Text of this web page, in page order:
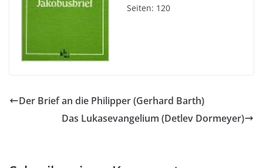
Seiten: 120
Der Brief an die Philipper (Gerhard Barth)
Das Lukasevangelium (Detlev Dormeyer)